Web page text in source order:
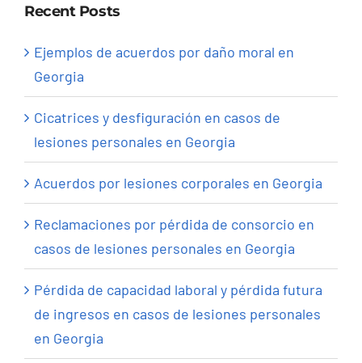
Recent Posts
Ejemplos de acuerdos por daño moral en
Georgia
Cicatrices y desfiguración en casos de
lesiones personales en Georgia
Acuerdos por lesiones corporales en Georgia
Reclamaciones por pérdida de consorcio en
casos de lesiones personales en Georgia
Pérdida de capacidad laboral y pérdida futura
de ingresos en casos de lesiones personales
en Georgia